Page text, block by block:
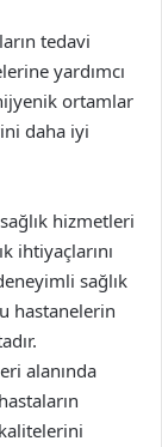
tedavi
yardımcı
ortamlar
daha iyi
hizmetleri
ihtiyaçlarını
sağlık
hastanelerin
alanında